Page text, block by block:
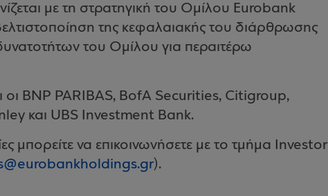
με τη στρατηγική του Ομίλου Eurobank
της κεφαλαιακής του διάρθρωσης
του Ομίλου για περαιτέρω
οι BNP PARIBAS, BofA Securities, Citigroup,
και UBS Investment Bank.
μπορείτε να επικοινωνήσετε με το τμήμα Investor
).